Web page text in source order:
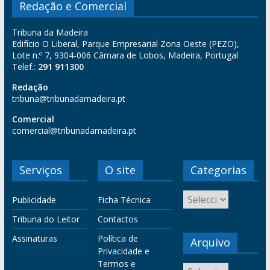
Redação e Comercial
Tribuna da Madeira
Edifício O Liberal, Parque Empresarial Zona Oeste (PEZO),
Lote n.º 7, 9304-006 Câmara de Lobos, Madeira, Portugal
Telef.: 291 911300
Redação
tribuna@tribunadamadeira.pt
Comercial
comercial@tribunadamadeira.pt
Serviços
Publicidade
Tribuna do Leitor
Assinaturas
O site
Ficha Técnica
Contactos
Política de
Privacidade e
Termos e
Categorias
Arquivo